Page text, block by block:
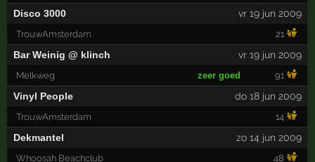
Disco 3000 vr 19 jun 2009
TrouwAmsterdam 21
Bar Weinig @ klinch vr 19 jun 2009
Melkweg zeer goed 91
Vinyl People do 18 jun 2009
TrouwAmsterdam 14
Dekmantel zo 14 jun 2009
Whoosah Beachclub 48